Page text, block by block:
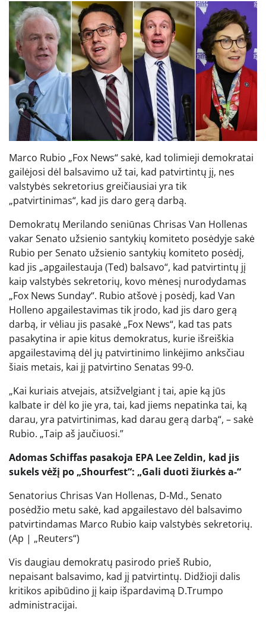
Marco Rubio „Fox News“ sakė, kad tolimieji demokratai
gailėjosi dėl balsavimo už tai, kad patvirtintų jį, nes
valstybės sekretorius greičiausiai yra tik
„patvirtinimas“, kad jis daro gerą darbą.
Demokratų Merilando seniūnas Chrisas Van Hollenas
vakar Senato užsienio santykių komiteto posėdyje sakė
Rubio per Senato užsienio santykių komiteto posėdį,
kad jis „apgailestauja (Ted) balsavo“, kad patvirtintų jį
kaip valstybės sekretorių, kovo mėnesį nurodydamas
„Fox News Sunday“. Rubio atšovė į posėdį, kad Van
Holleno apgailestavimas tik įrodo, kad jis daro gerą
darbą, ir vėliau jis pasakė „Fox News“, kad tas pats
pasakytina ir apie kitus demokratus, kurie išreiškia
apgailestavimą dėl jų patvirtinimo linkėjimo anksčiau
šiais metais, kai jį patvirtino Senatas 99-0.
„Kai kuriais atvejais, atsižvelgiant į tai, apie ką jūs
kalbate ir dėl ko jie yra, tai, kad jiems nepatinka tai, ką
darau, yra patvirtinimas, kad darau gerą darbą“, – sakė
Rubio. „Taip aš jaučiuosi.”
Adomas Schiffas pasakoja EPA Lee Zeldin, kad jis
sukels vėžį po „Shourfest“: „Gali duoti žiurkės a-“
Senatorius Chrisas Van Hollenas, D-Md., Senato
posėdžio metu sakė, kad apgailestavo dėl balsavimo
patvirtindamas Marco Rubio kaip valstybės sekretorių.
(Ap | „Reuters“)
Vis daugiau demokratų pasirodo prieš Rubio,
nepaisant balsavimo, kad jį patvirtintų. Didžioji dalis
kritikos apibūdino jį kaip išpardavimą D.Trumpo
administracijai.